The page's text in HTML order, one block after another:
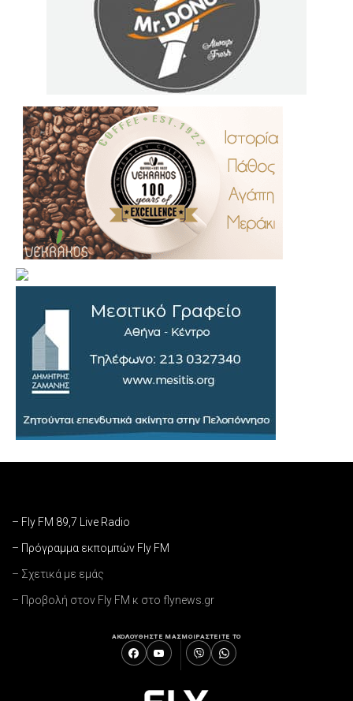
– Fly FM 89,7 Live Radio
– Πρόγραμμα εκπομπών Fly FM
– Σχετικά με εμάς
– Προβολή στον Fly FM κ στο flynews.gr
ΑΚΟΛΟΥΘΗΣΤΕ ΜΑΣΜΟΙΡΑΣΤΕΙΤΕ ΤΟ